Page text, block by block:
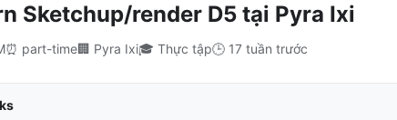
Sketchup/render D5 tại Pyra Ixi
⏰ part-time🏢 Pyra Ixi🎓 Thực tập🕒 17 tuần trước